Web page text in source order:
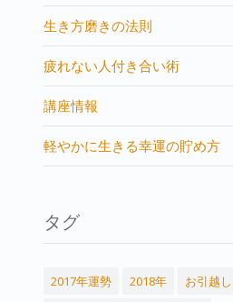
生き方磨きの法則
疲れない人付き合い術
講座情報
軽やかに生きる幸運の貯め方
タグ
2017年運勢 2018年
お引越し